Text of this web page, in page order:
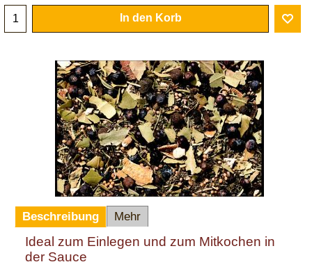
In den Korb
Beschreibung Mehr
Ideal zum Einlegen und zum Mitkochen in
der Sauce